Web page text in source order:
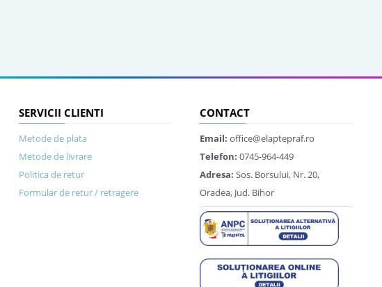
SERVICII CLIENTI
Metode de plata
Metode de livrare
Politica de retur
Formular de retur / retragere
CONTACT
Email: office@elaptepraf.ro
Telefon: 0745-964-449
Adresa: Sos. Borsului, Nr. 20,
Oradea, Jud. Bihor